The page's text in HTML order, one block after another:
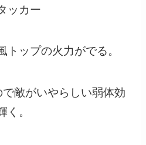
ッカー
トップの火力がでる。
敵がいやらしい弱体効
く。